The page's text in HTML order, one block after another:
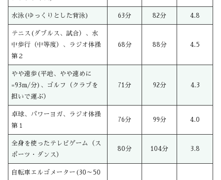
水泳(ゆっくりとした背泳) 63分 82分 4.8
テニス(ダブルス、試合）、水
中歩行（中等度）、ラジオ体操
第２
68分 88分 4.5
やや速歩(平地、やや速めに
=93m/分)、ゴルフ（クラブを
担いで運ぶ）
71分 92分 4.3
卓球、パワーヨガ、ラジオ体操
第１
76分 99分 4.0
全身を使ったテレビゲーム（ス
ポーツ・ダンス）
80分 104分 3.8
自転車エルゴメーター(30～50